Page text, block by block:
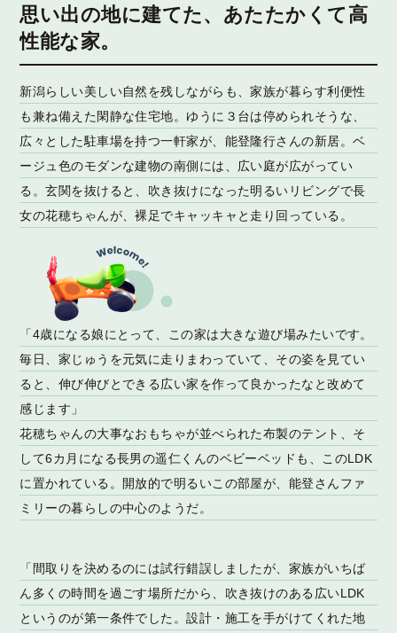
思い出の地に建てた、あたたかくて高
性能な家。
新潟らしい美しい自然を残しながらも、家族が暮らす利便性
も兼ね備えた閑静な住宅地。ゆうに３台は停められそうな、
広々とした駐車場を持つ一軒家が、能登隆行さんの新居。ベ
ージュ色のモダンな建物の南側には、広い庭が広がってい
る。玄関を抜けると、吹き抜けになった明るいリビングで長
女の花穂ちゃんが、裸足でキャッキャと走り回っている。
「4歳になる娘にとって、この家は大きな遊び場みたいです。
毎日、家じゅうを元気に走りまわっていて、その姿を見てい
ると、伸び伸びとできる広い家を作って良かったなと改めて
感じます」
花穂ちゃんの大事なおもちゃが並べられた布製のテント、そ
して6カ月になる長男の遥仁くんのベビーベッドも、このLDK
に置かれている。開放的で明るいこの部屋が、能登さんファ
ミリーの暮らしの中心のようだ。
「間取りを決めるのには試行錯誤しましたが、家族がいちば
ん多くの時間を過ごす場所だから、吹き抜けのある広いLDK
というのが第一条件でした。設計・施工を手がけてくれた地